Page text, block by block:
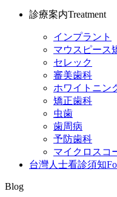
診療案内Treatment
インプラント
マウスピース
セレック
審美歯科
ホワイトニン
矯正歯科
虫歯
歯周病
予防歯科
マイクロスコ
台灣人士看診須知
Blog